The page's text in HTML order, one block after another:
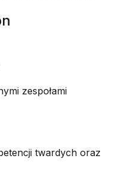
zespołami
twardych oraz